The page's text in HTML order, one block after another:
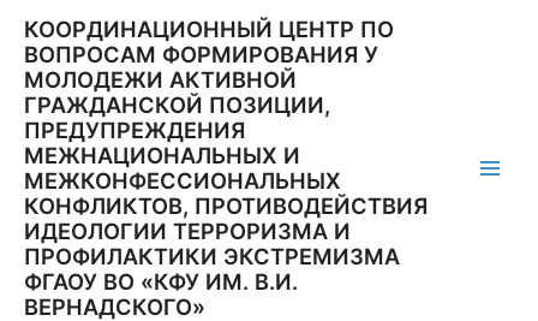
содержимому
КООРДИНАЦИОННЫЙ ЦЕНТР ПО
ВОПРОСАМ ФОРМИРОВАНИЯ У
МОЛОДЕЖИ АКТИВНОЙ
ГРАЖДАНСКОЙ ПОЗИЦИИ,
ПРЕДУПРЕЖДЕНИЯ
МЕЖНАЦИОНАЛЬНЫХ И
МЕЖКОНФЕССИОНАЛЬНЫХ
КОНФЛИКТОВ, ПРОТИВОДЕЙСТВИЯ
ИДЕОЛОГИИ ТЕРРОРИЗМА И
ПРОФИЛАКТИКИ ЭКСТРЕМИЗМА
ФГАОУ ВО «КФУ ИМ. В.И.
ВЕРНАДСКОГО»